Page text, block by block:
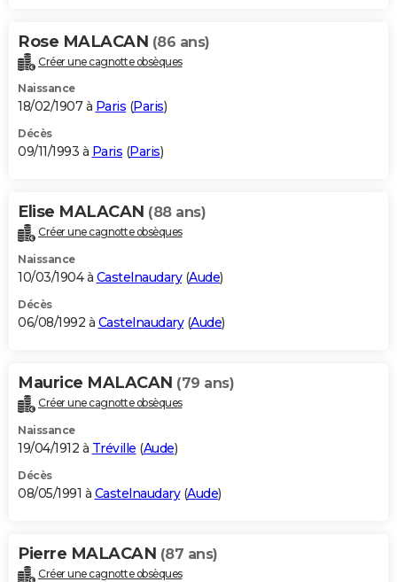
Rose MALACAN (86 ans)
Créer une cagnotte obsèques
Naissance
18/02/1907 à Paris (Paris)
Décès
09/11/1993 à Paris (Paris)
Elise MALACAN (88 ans)
Créer une cagnotte obsèques
Naissance
10/03/1904 à Castelnaudary(Aude)
Décès
06/08/1992 à Castelnaudary(Aude)
Maurice MALACAN (79 ans)
Créer une cagnotte obsèques
Naissance
19/04/1912 à Tréville (Aude)
Décès
08/05/1991 à Castelnaudary(Aude)
Pierre MALACAN (87 ans)
Créer une cagnotte obsèques